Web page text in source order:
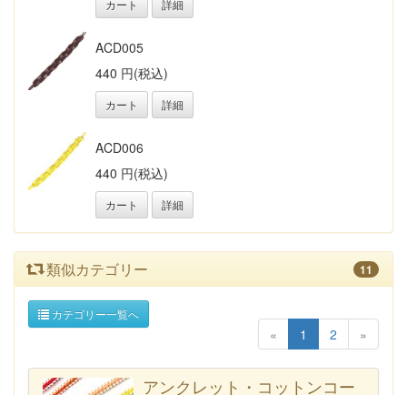
カート 詳細
ACD005
440 円(税込)
カート 詳細
ACD006
440 円(税込)
カート 詳細
類似カテゴリー 11
カテゴリー一覧へ
« 1 2 »
アンクレット・コットンコー